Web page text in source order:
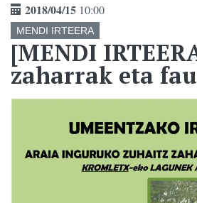
2018/04/15 10:00
MENDI IRTEERA
[MENDI
zaharrak eta